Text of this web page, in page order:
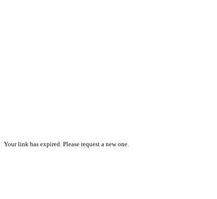
Your link has expired. Please request a new one.